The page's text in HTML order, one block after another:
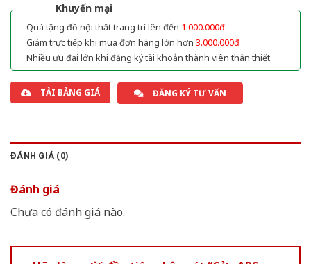
Khuyến mại
Quà tặng đồ nội thất trang trí lên đến 1.000.000đ
Giảm trực tiếp khi mua đơn hàng lớn hơn 3.000.000đ
Nhiều ưu đãi lớn khi đăng ký tài khoản thành viên thân thiết
TẢI BẢNG GIÁ ĐĂNG KÝ TƯ VẤN
ĐÁNH GIÁ (0)
Đánh giá
Chưa có đánh giá nào.